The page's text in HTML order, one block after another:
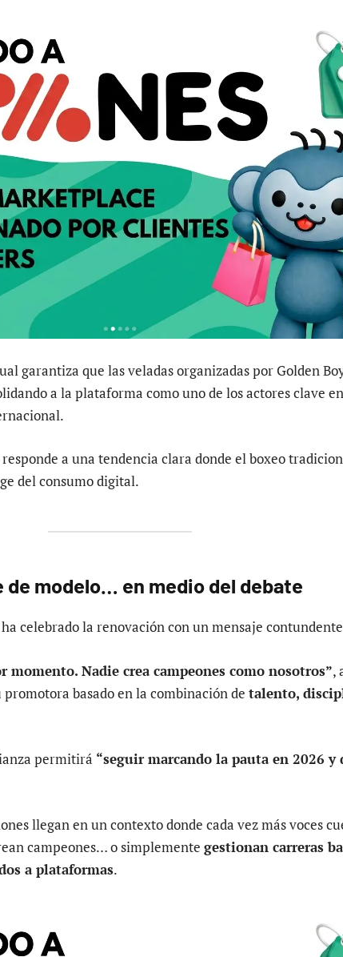
garantiza que las veladas organizadas por Golden
a la plataforma como uno de los actores clave
a una tendencia clara donde el boxeo
del consumo digital.
de modelo… en medio del debate
celebrado la renovación con un mensaje
momento. Nadie crea campeones como nosotros”,
basado en la combinación de talento,
permitirá “seguir marcando la pauta en 2026 y
llegan en un contexto donde cada vez más voces
campeones… o simplemente gestionan carreras
a plataformas.